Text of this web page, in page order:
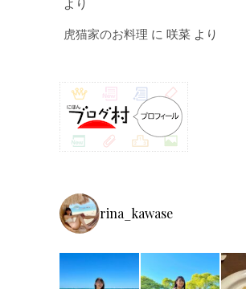
より
虎猫家のお料理 に 咲菜 より
rina_kawase